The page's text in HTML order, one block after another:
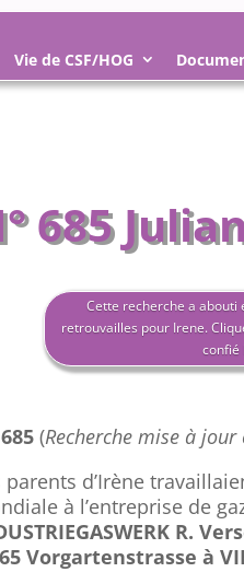
Vie de CSF/HOG
685
Cette recherche a abouti
retrouvailles pour Irene.
confié
(Recherche mise à
parents d’Irène
à l’entreprise de
R.
Vorgartenstrasse à